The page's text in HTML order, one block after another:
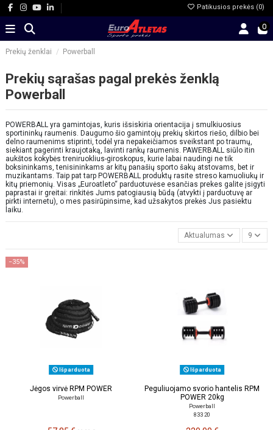
Patikusios prekės (0)
0
Prekių ženklai Powerball
Prekių sąrašas pagal prekės ženklą
Powerball
POWERBALL yra gamintojas, kuris išsiskiria orientacija į smulkiuosius
sportininkų raumenis. Daugumo šio gamintojų prekių skirtos riešo, dilbio bei
delno raumenims stiprinti, todėl yra nepakeičiamos sveikstant po traumų,
siekiant pagerinti kraujotaką, lavinti rankų raumenis. PAWERBALL siūlo itin
aukštos kokybės treniruoklius-giroskopus, kurie labai naudingi ne tik
boksininkams, tenisininkams ar kitų panašių sporto šakų atstovams, bet ir
muzikantams. Taip pat tarp POWERBALL produktų rasite streso kamuoliukų ir
kitų priemonių. Visas „Euroatleto“ parduotuvėse esančias prekes galite įsigyti
paprastai ir greitai: rinkitės Jums patogiausią būdą (atvykti į parduotuvę ar
pirkti internetu), o mes pasirūpinsime, kad užsakytos prekės Jus pasiektu
laiku.
Aktualumas 9
−35%
Išparduota
Jėgos virvė RPM POWER
Powerball
Išparduota
Peguliuojamo svorio hantelis RPM
POWER 20kg
Powerball
833 20